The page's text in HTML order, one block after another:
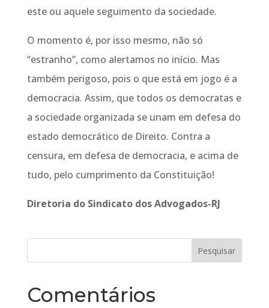
este ou aquele seguimento da sociedade.
O momento é, por isso mesmo, não só
“estranho”, como alertamos no início. Mas
também perigoso, pois o que está em jogo é a
democracia. Assim, que todos os democratas e
a sociedade organizada se unam em defesa do
estado democrático de Direito. Contra a
censura, em defesa de democracia, e acima de
tudo, pelo cumprimento da Constituição!
Diretoria do Sindicato dos Advogados-RJ
Comentários